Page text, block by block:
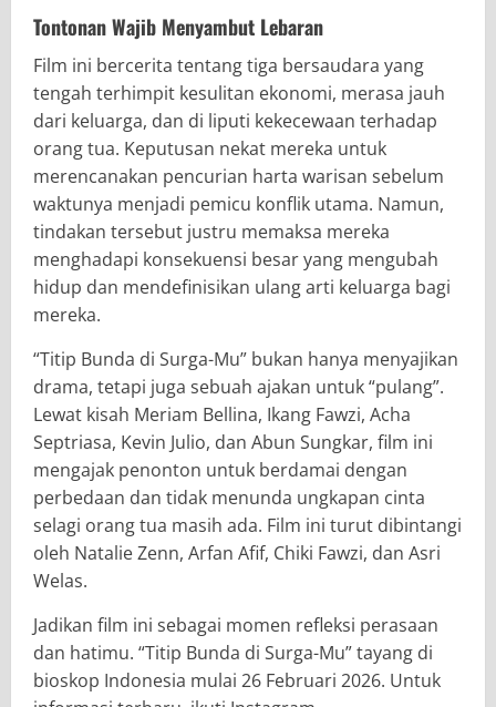
Tontonan Wajib Menyambut Lebaran
Film ini bercerita tentang tiga bersaudara yang
tengah terhimpit kesulitan ekonomi, merasa jauh
dari keluarga, dan di liputi kekecewaan terhadap
orang tua. Keputusan nekat mereka untuk
merencanakan pencurian harta warisan sebelum
waktunya menjadi pemicu konflik utama. Namun,
tindakan tersebut justru memaksa mereka
menghadapi konsekuensi besar yang mengubah
hidup dan mendefinisikan ulang arti keluarga bagi
mereka.
“Titip Bunda di Surga-Mu” bukan hanya menyajikan
drama, tetapi juga sebuah ajakan untuk “pulang”.
Lewat kisah Meriam Bellina, Ikang Fawzi, Acha
Septriasa, Kevin Julio, dan Abun Sungkar, film ini
mengajak penonton untuk berdamai dengan
perbedaan dan tidak menunda ungkapan cinta
selagi orang tua masih ada. Film ini turut dibintangi
oleh Natalie Zenn, Arfan Afif, Chiki Fawzi, dan Asri
Welas.
Jadikan film ini sebagai momen refleksi perasaan
dan hatimu. “Titip Bunda di Surga-Mu”tayang di
bioskop Indonesia mulai 26 Februari 2026. Untuk